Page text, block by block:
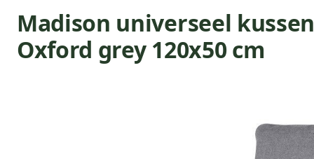
Madison universeel
Oxford grey 120x50 cm